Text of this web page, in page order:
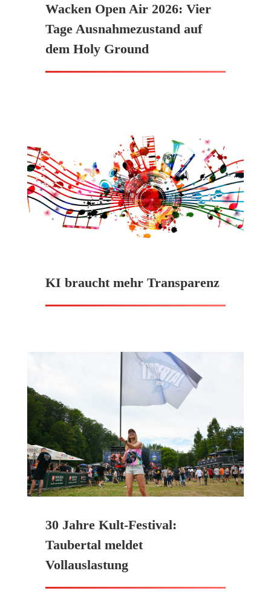
Wacken Open Air 2026: Vier
Tage Ausnahmezustand auf
dem Holy Ground
KI braucht mehr Transparenz
30 Jahre Kult-Festival:
Taubertal meldet
Vollauslastung